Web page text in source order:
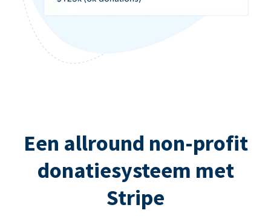
Een allround non-profit
donatiesysteem met
Stripe